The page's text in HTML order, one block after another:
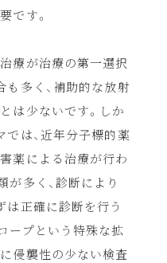
です。
療が治療の第一選択
も多く、補助的な放射
は少ないです。しか
では、近年分子標的薬
薬による治療が行わ
が多く、診断により
は正確に診断を行う
ープという特殊な拡
侵襲性の少ない検査